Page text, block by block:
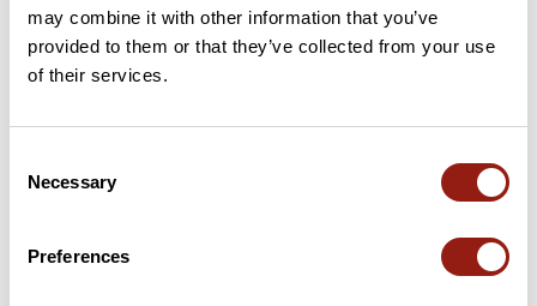
may combine it with other information that you’ve
provided to them or that they’ve collected from your use
of their services.
Selection
Necessary
Preferences
Puertos a lo largo de la ruta
Puertos extraídos del catálogo del Club des Cent Cols
Descubre este recorrido de bicicleta de 92,7 km cerca de
Valserhône. Presenta un desnivel acumulado de más de 1520m.